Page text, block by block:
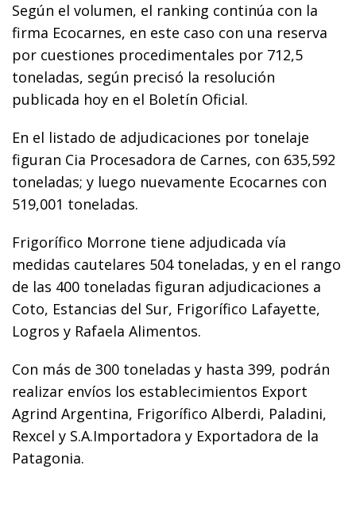
Según el volumen, el ranking continúa con la
firma Ecocarnes, en este caso con una reserva
por cuestiones procedimentales por 712,5
toneladas, según precisó la resolución
publicada hoy en el Boletín Oficial.
En el listado de adjudicaciones por tonelaje
figuran Cia Procesadora de Carnes, con 635,592
toneladas; y luego nuevamente Ecocarnes con
519,001 toneladas.
Frigorífico Morrone tiene adjudicada vía
medidas cautelares 504 toneladas, y en el rango
de las 400 toneladas figuran adjudicaciones a
Coto, Estancias del Sur, Frigorífico Lafayette,
Logros y Rafaela Alimentos.
Con más de 300 toneladas y hasta 399, podrán
realizar envíos los establecimientos Export
Agrind Argentina, Frigorífico Alberdi, Paladini,
Rexcel y S.A.Importadora y Exportadora de la
Patagonia.